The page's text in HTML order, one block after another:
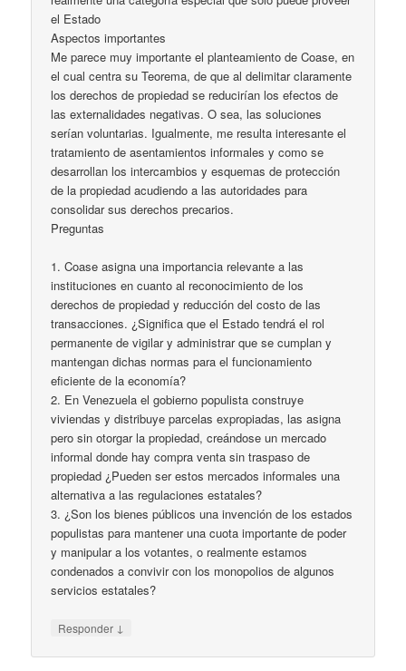
el Estado
Aspectos importantes
Me parece muy importante el planteamiento de Coase, en
el cual centra su Teorema, de que al delimitar claramente
los derechos de propiedad se reducirían los efectos de
las externalidades negativas. O sea, las soluciones
serían voluntarias. Igualmente, me resulta interesante el
tratamiento de asentamientos informales y como se
desarrollan los intercambios y esquemas de protección
de la propiedad acudiendo a las autoridades para
consolidar sus derechos precarios.
Preguntas
1. Coase asigna una importancia relevante a las
instituciones en cuanto al reconocimiento de los
derechos de propiedad y reducción del costo de las
transacciones. ¿Significa que el Estado tendrá el rol
permanente de vigilar y administrar que se cumplan y
mantengan dichas normas para el funcionamiento
eficiente de la economía?
2. En Venezuela el gobierno populista construye
viviendas y distribuye parcelas expropiadas, las asigna
pero sin otorgar la propiedad, creándose un mercado
informal donde hay compra venta sin traspaso de
propiedad ¿Pueden ser estos mercados informales una
alternativa a las regulaciones estatales?
3. ¿Son los bienes públicos una invención de los estados
populistas para mantener una cuota importante de poder
y manipular a los votantes, o realmente estamos
condenados a convivir con los monopolios de algunos
servicios estatales?
Responder ↓